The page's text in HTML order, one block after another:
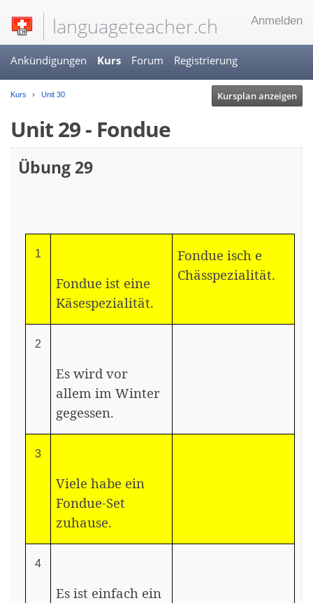
languageteacher.ch Anmelden
Ankündigungen Kurs Forum Registrierung
Kursplan anzeigen
Kurs Unit 30
Unit 29 - Fondue
Übung 29
1
Fondue ist eine
Käsespezialität.
Fondue isch e
Chässpezialität.
2
Es wird vor
allem im Winter
gegessen.
3
Viele habe ein
Fondue-Set
zuhause.
4
Es ist einfach ein